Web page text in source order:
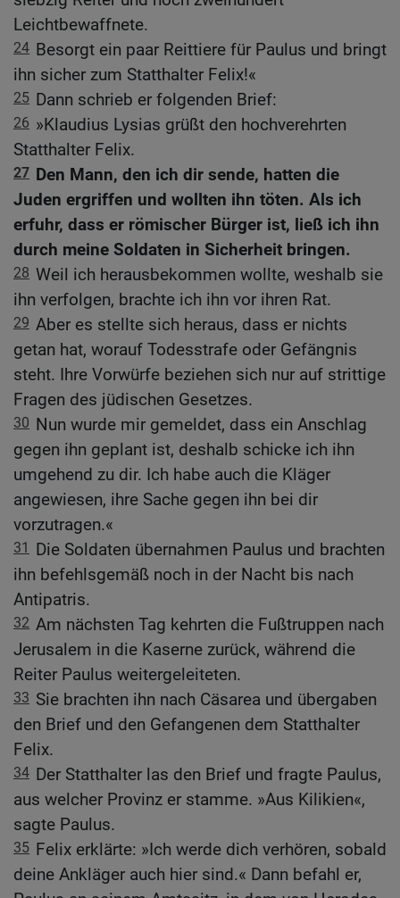
Leichtbewaffnete.
24 Besorgt ein paar Reittiere für Paulus und bringt
ihn sicher zum Statthalter Felix!«
25 Dann schrieb er folgenden Brief:
26 »Klaudius Lysias grüßt den hochverehrten
Statthalter Felix.
27 Den Mann, den ich dir sende, hatten die
Juden ergriffen und wollten ihn töten. Als ich
erfuhr, dass er römischer Bürger ist, ließ ich ihn
durch meine Soldaten in Sicherheit bringen.
28 Weil ich herausbekommen wollte, weshalb sie
ihn verfolgen, brachte ich ihn vor ihren Rat.
29 Aber es stellte sich heraus, dass er nichts
getan hat, worauf Todesstrafe oder Gefängnis
steht. Ihre Vorwürfe beziehen sich nur auf strittige
Fragen des jüdischen Gesetzes.
30 Nun wurde mir gemeldet, dass ein Anschlag
gegen ihn geplant ist, deshalb schicke ich ihn
umgehend zu dir. Ich habe auch die Kläger
angewiesen, ihre Sache gegen ihn bei dir
vorzutragen.«
31
Die Soldaten übernahmen Paulus und brachten
ihn befehlsgemäß noch in der Nacht bis nach
Antipatris.
32 Am nächsten Tag kehrten die Fußtruppen nach
Jerusalem in die Kaserne zurück, während die
Reiter Paulus weitergeleiteten.
33 Sie brachten ihn nach Cäsarea und übergaben
den Brief und den Gefangenen dem Statthalter
Felix.
34 Der Statthalter las den Brief und fragte Paulus,
aus welcher Provinz er stamme. »Aus Kilikien«,
sagte Paulus.
35 Felix erklärte: »Ich werde dich verhören, sobald
deine Ankläger auch hier sind.« Dann befahl er,